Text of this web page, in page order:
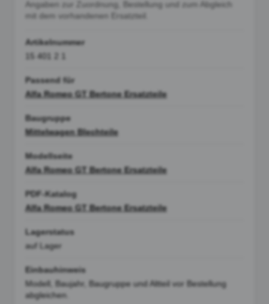
Angaben zur Zuordnung, Bestellung und zum Abgleich
mit dem vorhandenen Ersatzteil.
Artikelnummer
15 401 2 1
Passend für
Alfa Romeo GT Bertone Ersatzteile
Baugruppe
Mittelwagen Blechteile
Modellseite
Alfa Romeo GT Bertone Ersatzteile
PDF-Katalog
Alfa Romeo GT Bertone Ersatzteile
Lagerstatus
auf Lager
Einbauhinweis
Modell, Baujahr, Baugruppe und Altteil vor Bestellung
abgleichen.